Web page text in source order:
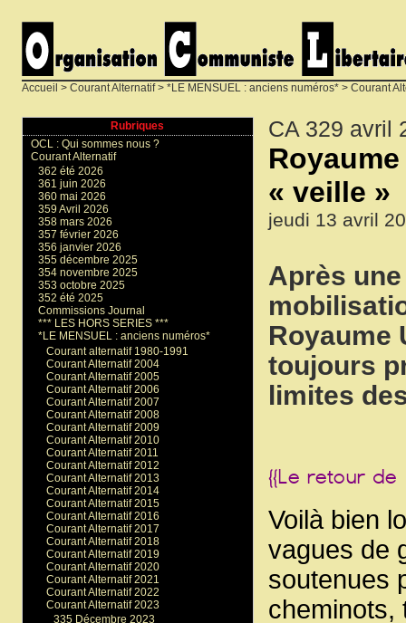
Accueil > Courant Alternatif> *LE MENSUEL : anciens numéros* > Courant
CA 329 avril
« veille »
jeudi 13 avril
Après
Royaume
toujours
limites
Voilà bien
vagues de
soutenues
cheminots,
Rubriques
OCL : Qui sommes nous ?
Courant Alternatif
362 été 2026
361 juin 2026
360 mai 2026
359 Avril 2026
358 mars 2026
357 février 2026
356 janvier 2026
355 décembre 2025
354 novembre 2025
353 octobre 2025
352 été 2025
Commissions Journal
*** LES HORS SERIES ***
*LE MENSUEL : anciens numéros*
Courant alternatif 1980-1991
Courant Alternatif 2004
Courant Alternatif 2005
Courant Alternatif 2006
Courant Alternatif 2007
Courant Alternatif 2008
Courant Alternatif 2009
Courant Alternatif 2010
Courant Alternatif 2011
Courant Alternatif 2012
Courant Alternatif 2013
Courant Alternatif 2014
Courant Alternatif 2015
Courant Alternatif 2016
Courant Alternatif 2017
Courant Alternatif 2018
Courant Alternatif 2019
Courant Alternatif 2020
Courant Alternatif 2021
Courant Alternatif 2022
Courant Alternatif 2023
335 Décembre 2023